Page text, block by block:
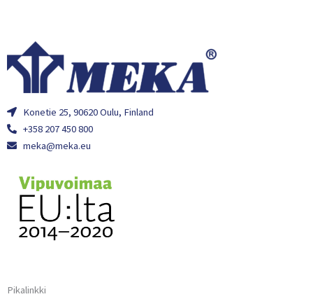
Konetie 25, 90620 Oulu, Finland
+358 207 450 800
meka@meka.eu
Pikalinkki